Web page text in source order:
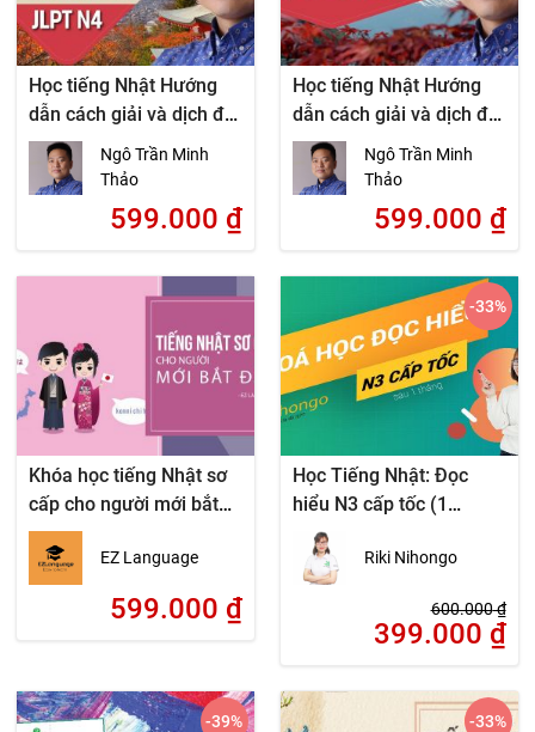
Học tiếng Nhật Hướng
dẫn cách giải và dịch đề
thi JLPT N4
Ngô Trần Minh
Thảo
599.000 ₫
Học tiếng Nhật Hướng
dẫn cách giải và dịch đề
thi JLPT N5
Ngô Trần Minh
Thảo
599.000 ₫
Khóa học tiếng Nhật sơ
cấp cho người mới bắt
đầu
EZ Language
599.000 ₫
Học Tiếng Nhật: Đọc
hiểu N3 cấp tốc (1
tháng)
Riki Nihongo
600.000₫
399.000 ₫
-33%
-39% -33%